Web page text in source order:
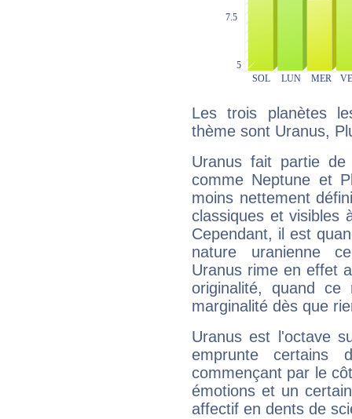
Les trois planètes
thème sont Uranus,
Uranus fait partie
comme Neptune et
moins nettement
classiques et visibles
Cependant, il est
nature uranienne
Uranus rime en effet
originalité, quand ce
marginalité dès que
Uranus est l'octave
emprunte
commençant par le
émotions et un
affectif en dents de